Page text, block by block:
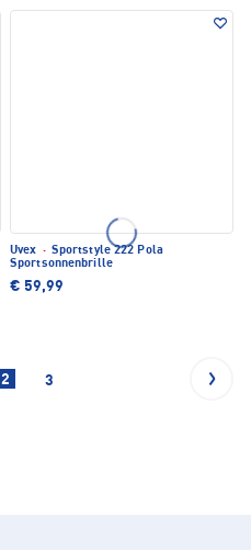
Uvex · Sportstyle 222 Pola
Sportsonnenbrille
€ 59,99
2 3